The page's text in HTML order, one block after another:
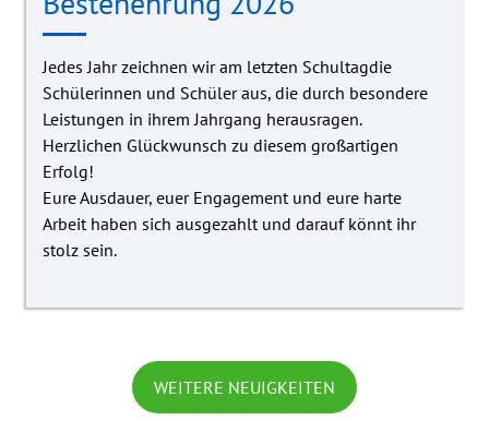
Jedes Jahr zeichnen wir am letzten Schultagdie
Schülerinnen und Schüler aus, die durch besondere
Leistungen in ihrem Jahrgang herausragen.
Herzlichen Glückwunsch zu diesem großartigen
Erfolg!
Eure Ausdauer, euer Engagement und eure harte
Arbeit haben sich ausgezahlt und darauf könnt ihr
stolz sein.
WEITERE NEUIGKEITEN